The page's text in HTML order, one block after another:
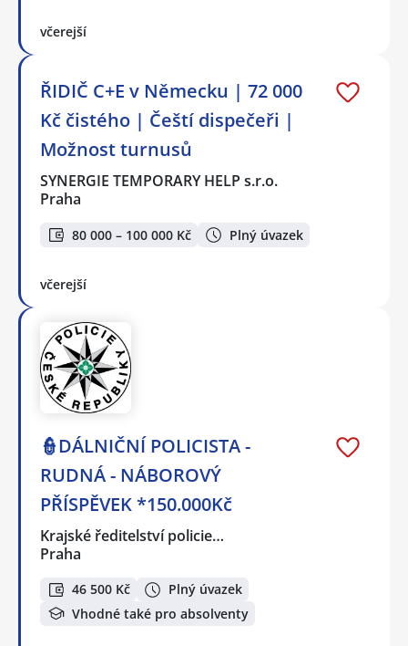
včerejší
ŘIDIČ C+E v Německu | 72 000
Kč čistého | Čeští dispečeři |
Možnost turnusů
SYNERGIE TEMPORARY HELP s.r.o.
Praha
80 000 – 100 000 Kč Plný úvazek
včerejší
👮DÁLNIČNÍ POLICISTA -
RUDNÁ - NÁBOROVÝ
PŘÍSPĚVEK *150.000Kč
Krajské ředitelství policie…
Praha
46 500 Kč
Plný úvazek
Vhodné také pro absolventy